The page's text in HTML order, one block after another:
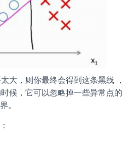
大，则你最终会得到这条黑线 ，
候，它可以忽略掉一些异常点的
。